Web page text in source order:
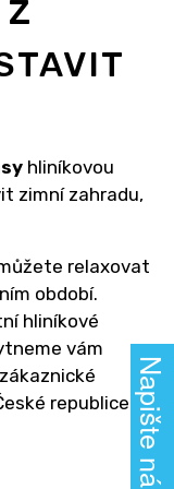
hliníkovou
zimní zahradu,
relaxovat
období.
hliníkové
vám
republice. Napište nám!